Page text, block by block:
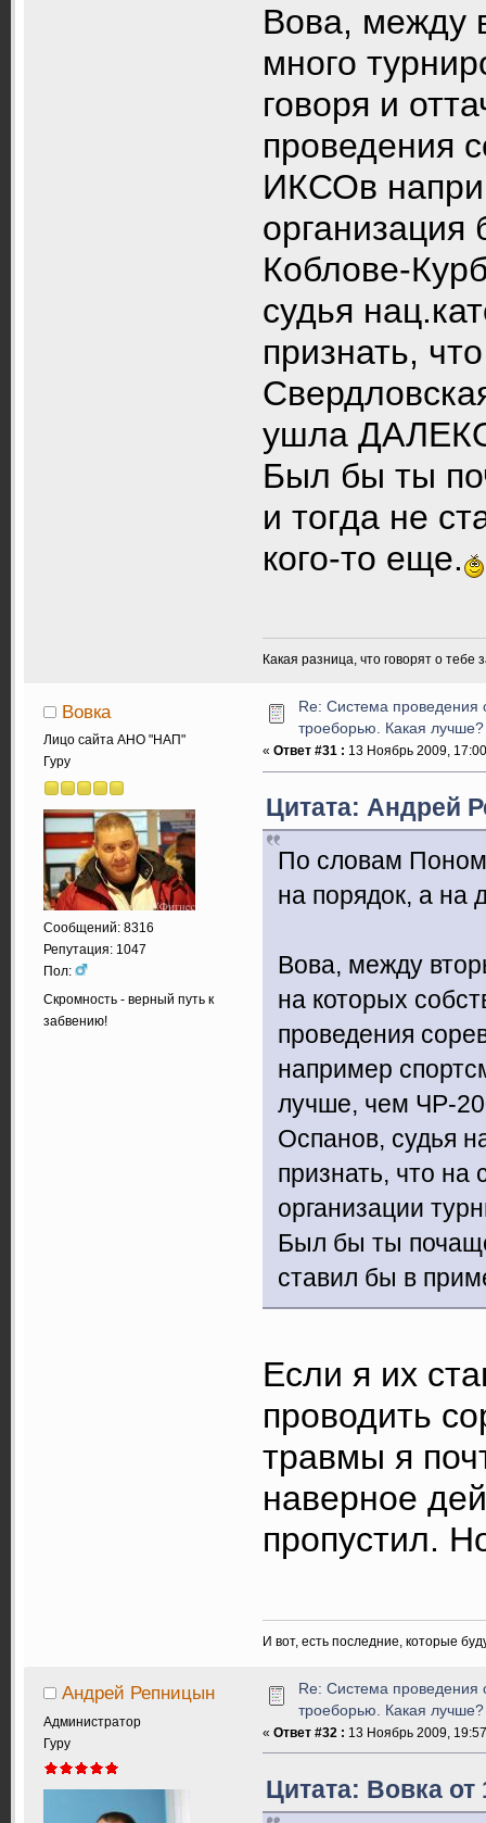
Вова, между
много
говоря и
проведения
ИКСОв
Коблове-
судья
признать,
ушла
Был бы ты
и тогда не
кого-то еще.
Какая разница, что говорят о
Вовка
Лицо сайта АНО "НАП"
Гуру
Сообщений: 8316
Репутация: 1047
Пол:
Скромность - верный путь к
забвению!
Re: Система проведения
троеборью. Какая лучше?
« Ответ #31 : 13 Ноябрь 2009,
Цитата: Андрей
По словам
на порядок, а на
Вова, между
на которых
проведения
например
лучше, чем ЧР-
Оспанов, судья
признать, что на
организации
Был бы ты
ставил бы в
Если я их
проводить
травмы я
наверное
пропустил.
И вот, есть последние, которые
Андрей Репницын
Администратор
Гуру
Re: Система проведения
троеборью. Какая лучше?
« Ответ #32 : 13 Ноябрь 2009,
Цитата: Вовка